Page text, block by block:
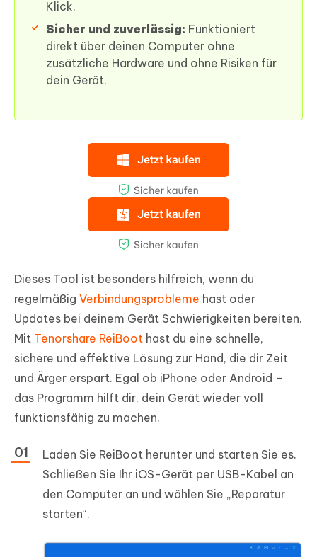
Klick.
Sicher und zuverlässig: Funktioniert
direkt über deinen Computer ohne
zusätzliche Hardware und ohne Risiken für
dein Gerät.
Dieses Tool ist besonders hilfreich, wenn du
regelmäßig Verbindungsprobleme hast oder
Updates bei deinem Gerät Schwierigkeiten bereiten.
Mit Tenorshare ReiBoot hast du eine schnelle,
sichere und effektive Lösung zur Hand, die dir Zeit
und Ärger erspart. Egal ob iPhone oder Android –
das Programm hilft dir, dein Gerät wieder voll
funktionsfähig zu machen.
Laden Sie ReiBoot herunter und starten Sie es.
Schließen Sie Ihr iOS-Gerät per USB-Kabel an
den Computer an und wählen Sie „Reparatur
starten“.